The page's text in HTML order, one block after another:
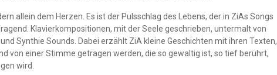
allein dem Herzen. Es ist der Pulsschlag des Lebens, der in ZiAs Songs
Klavierkompositionen, mit der Seele geschrieben, untermalt von
Synthie Sounds. Dabei erzählt ZiA kleine Geschichten mit ihren Texten,
von einer Stimme getragen werden, die so gewaltig ist, so tief berührt,
wird.